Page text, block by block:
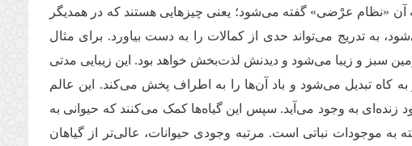
عرْضی» گفته می‌شود؛ یعنی چیزهایی هستند که در همدیگر
به تدریج می‌تواند حدی از کمالات را به دست بیاورد. برای مثال
سبز و زیبا می‌شود و دیدنش لذت‌بخش خواهد بود. این زیبایی مدتی
کاه تبدیل می‌شود و باد آن‌ها را به اطراف پخش می‌کند. این عالم
زنده‌ای به وجود می‌آید. سپس این گیاه‌ها کمک می‌کنند که حیوانی به
به موجودات نباتی است. مرتبه وجودی‌ حیوانات، عالی‌تر از گیاهان